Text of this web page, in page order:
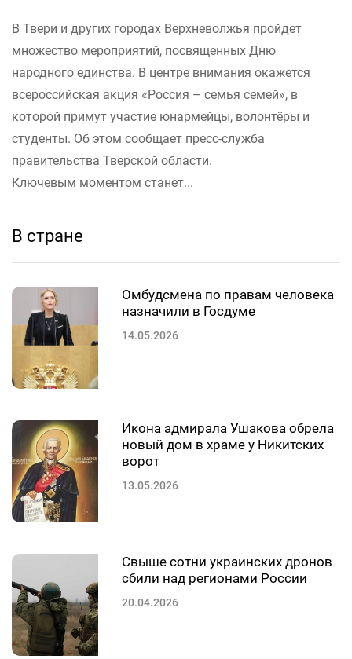
В Твери и других городах Верхневолжья пройдет
множество мероприятий, посвященных Дню
народного единства. В центре внимания окажется
всероссийская акция «Россия – семья семей», в
которой примут участие юнармейцы, волонтёры и
студенты. Об этом сообщает пресс-служба
правительства Тверской области.
Ключевым моментом станет...
В стране
Омбудсмена по правам человека
назначили в Госдуме
14.05.2026
Икона адмирала Ушакова обрела
новый дом в храме у Никитских
ворот
13.05.2026
Свыше сотни украинских дронов
сбили над регионами России
20.04.2026